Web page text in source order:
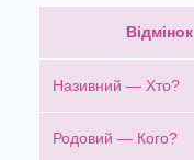
Відмінок
Називний — Хто?
Родовий — Кого?